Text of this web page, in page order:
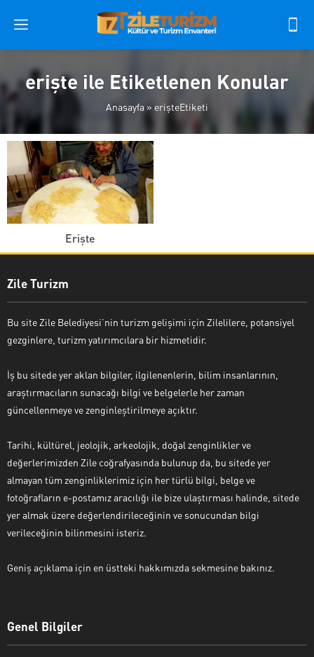
erişte ile Etiketlenen Konular
Anasayfa » erişteEtiketi
Erişte
Zile Turizm
Bu site Zile Belediyesi’nin turizm gelişimi için Zilelilere, potansiyel
gezginlere, turizm yatırımcılara bir hizmetidir.
İş bu sitede yer aklan bilgiler, ilgilenenlerin, bilim insanlarının,
araştırmacıların sunacağı bilgi ve belgelerle her zaman
güncellenmeye ve zenginleştirilmeye açıktır.
Tarihi, kültürel, jeolojik, arkeolojik, doğal zenginlikler ve
değerlerimizden Zile coğrafyasında bulunup da, bu sitede yer
almayan tüm zenginliklerimiz için her türlü bilgi, belge ve
fotoğrafların e-postamız aracılığı ile bize ulaştırması halinde, sitede
yer almak üzere değerlendirileceğinin ve sonucundan bilgi
verileceğinin bilinmesini isteriz.
Geniş açıklama için en üstteki hakkımızda sekmesine bakınız.
Genel Bilgiler